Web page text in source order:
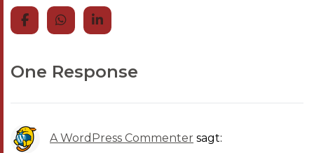
One Response
A WordPress Commenter sagt: